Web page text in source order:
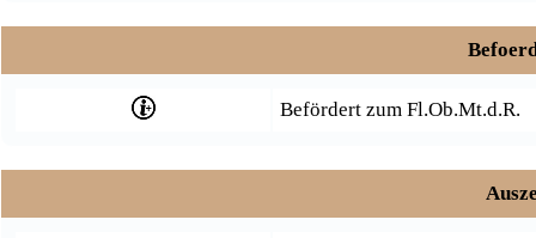
Befördert zum Fl.Ob.Mt.d.R.